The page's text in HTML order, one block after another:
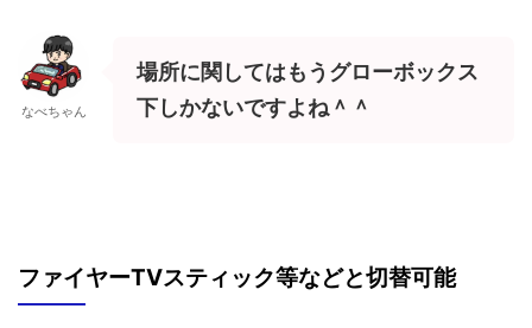
なべちゃん
場所に関してはもうグローボックス
下しかないですよね＾＾
ファイヤーTVスティック等などと切替可能